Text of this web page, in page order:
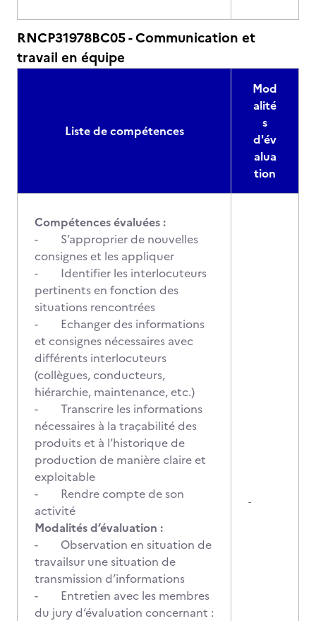
RNCP31978BC05 - Communication et
travail en équipe
Liste de compétences
Mod
alité
s
d'év
alua
tion
Compétences évaluées :
- S’approprier de nouvelles
consignes et les appliquer
- Identifier les interlocuteurs
pertinents en fonction des
situations rencontrées
- Echanger des informations
et consignes nécessaires avec
différents interlocuteurs
(collègues, conducteurs,
hiérarchie, maintenance, etc.)
- Transcrire les informations
nécessaires à la traçabilité des
produits et à l’historique de
production de manière claire et
exploitable
- Rendre compte de son
activité
Modalités d’évaluation :
- Observation en situation de
travailsur une situation de
transmission d’informations
- Entretien avec les membres
du jury d‘évaluation concernant :
-